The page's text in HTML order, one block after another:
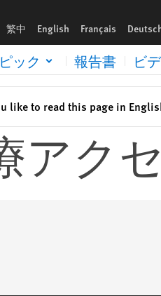
繁中 English Français
ック 報告書 ビ
like to read this page in
アク